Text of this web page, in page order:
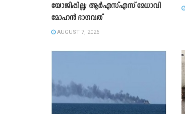
യോജിപ്പില്ല; ആർഎസ്എസ് മേധാവി
മോഹൻ ഭാഗവത്
AUGUST 7, 2026